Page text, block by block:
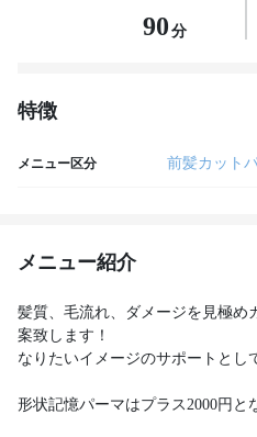
90 分
特徴
メニュー区分 前髪カット
メニュー紹介
髪質、毛流れ、ダメージを見極め
案致します！
なりたいイメージのサポートとし
形状記憶パーマはプラス2000円と